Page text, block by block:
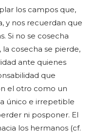
los campos que,
y nos recuerdan que
Si no se cosecha
cosecha se pierde,
ante quienes
que
el otro como un
único e irrepetible
ni posponer. El
los hermanos (cf.